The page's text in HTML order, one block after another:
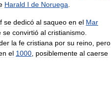
Harald I de Noruega.
se dedicó al saqueo en el Mar
se convirtió al cristianismo.
la fe cristiana por su reino, pero
el 1000, posiblemente al caerse